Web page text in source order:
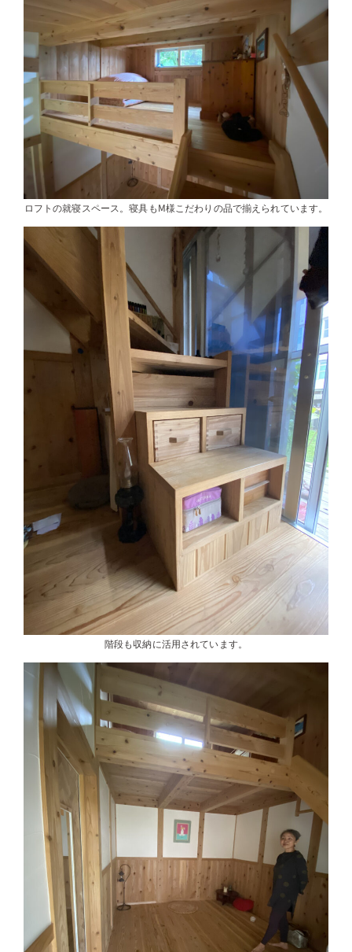
ロフトの就寝スペース。寝具もM様こだわりの品で揃えられています。
階段も収納に活用されています。